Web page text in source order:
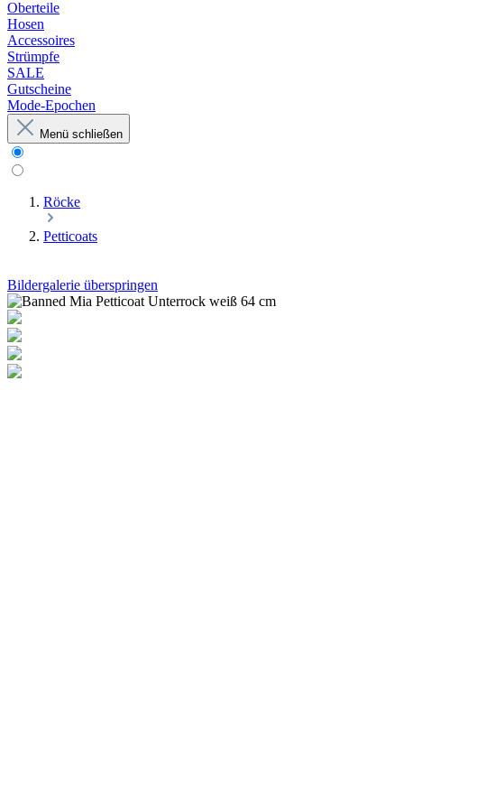
Oberteile
Hosen
Accessoires
Strümpfe
SALE
Gutscheine
Mode-Epochen
Menü schließen
Röcke
Petticoats
Bildergalerie überspringen